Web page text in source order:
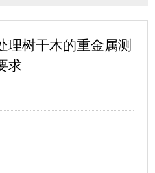
理树干木的重金属测
求